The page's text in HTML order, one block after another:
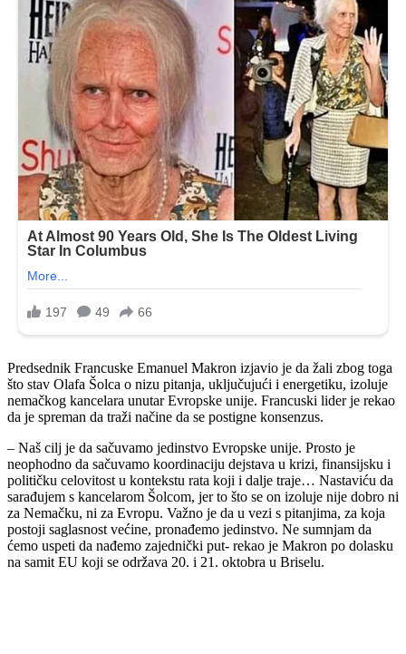
Predsednik Francuske Emanuel Makron izjavio je da žali zbog toga
što stav Olafa Šolca o nizu pitanja, uključujući i energetiku, izoluje
nemačkog kancelara unutar Evropske unije. Francuski lider je rekao
da je spreman da traži načine da se postigne konsenzus.
– Naš cilj je da sačuvamo jedinstvo Evropske unije. Prosto je
neophodno da sačuvamo koordinaciju dejstava u krizi, finansijsku i
političku celovitost u kontekstu rata koji i dalje traje… Nastaviću da
sarađujem s kancelarom Šolcom, jer to što se on izoluje nije dobro ni
za Nemačku, ni za Evropu. Važno je da u vezi s pitanjima, za koja
postoji saglasnost većine, pronađemo jedinstvo. Ne sumnjam da
ćemo uspeti da nađemo zajednički put- rekao je Makron po dolasku
na samit EU koji se održava 20. i 21. oktobra u Briselu.